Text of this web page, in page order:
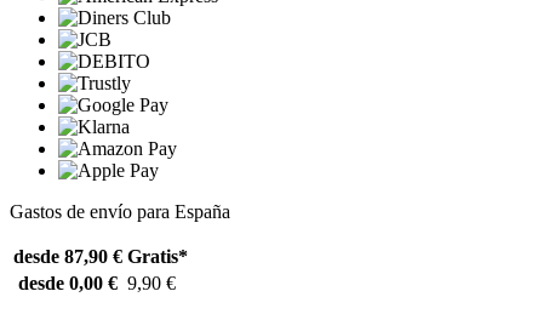
Gastos de envío para España
desde 87,90 € Gratis*
desde 0,00 € 9,90 €